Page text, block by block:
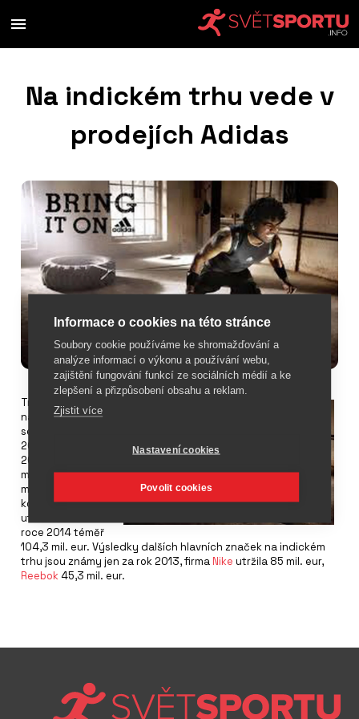
Na indickém trhu vede v
prodejích Adidas
Tržby firmy
na indickém trhu
se v období duben
2014 až březen
2015 zvýšily ze 100
mil. eur na 109,6
mil. eur. Hlavní
konkurentPuma
utržil v kalendářním
roce 2014 téměř
104,3 mil. eur. Výsledky dalších hlavních značek na indickém
trhu jsou známy jen za rok 2013, firma Nike utržila 85 mil. eur,
Reebok45,3 mil. eur.
Informace o cookies na této stránce
Soubory cookie používáme ke shromažďování a
analýze informací o výkonu a používání webu,
zajištění fungování funkcí ze sociálních médií a ke
zlepšení a přizpůsobení obsahu a reklam.
Zjistit více
Nastavení cookies
Povolit cookies